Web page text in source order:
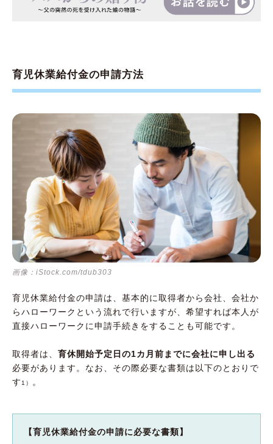
育児休業給付金の申請方法
画像：iStock.com/tdub303
育児休業給付金の申請は、基本的に取得者から会社、会社か
らハローワークという流れで行いますが、希望すれば本人が
直接ハローワークに申請手続きをすることも可能です。
取得者は、 育休開始予定日の1カ月前までに会社に申し出る
必要があります。なお、その際必要な書類は以下のとおりで
す1） 。
【育児休業給付金の申請に必要な書類】